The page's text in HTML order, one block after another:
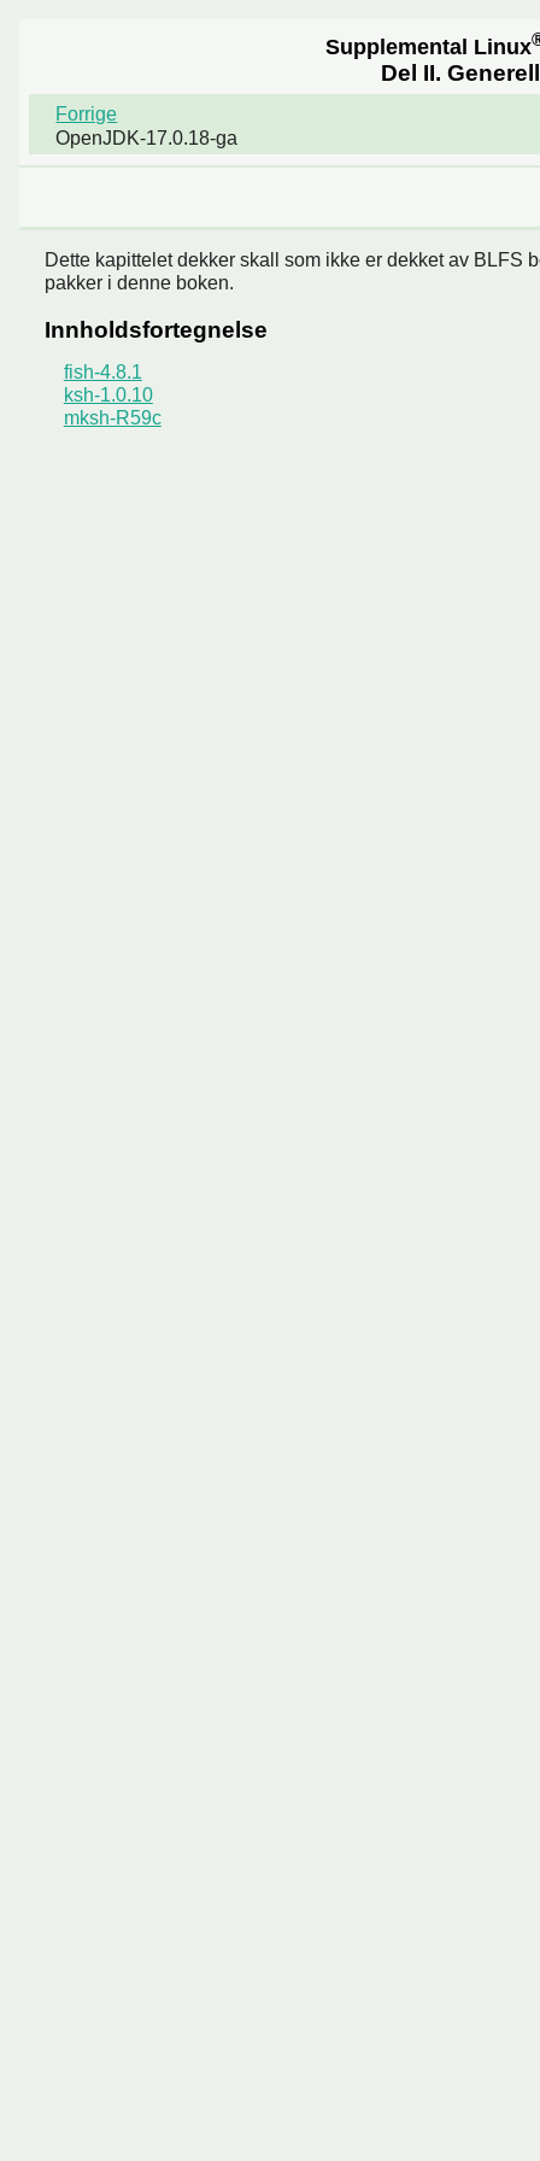
Supplemental Linux
Del II.
Forrige
OpenJDK-17.0.18-ga
Dette kapittelet dekker skall som ikke er dekket av
pakker i denne boken.
Innholdsfortegnelse
fish-4.8.1
ksh-1.0.10
mksh-R59c